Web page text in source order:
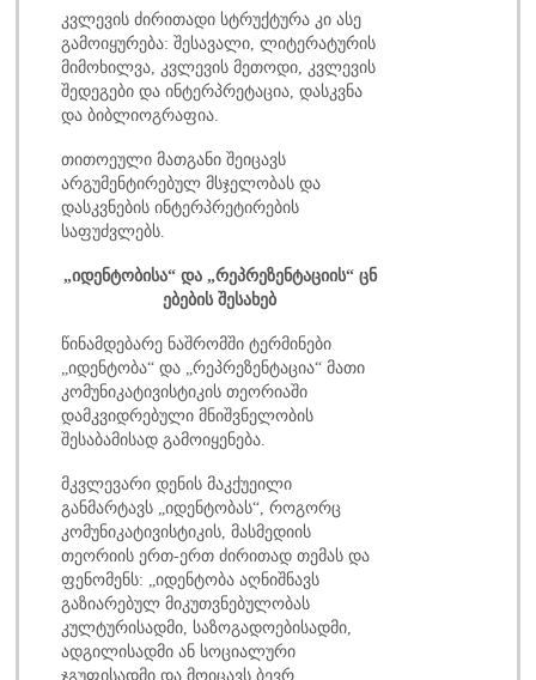
კვლევის ძირითადი სტრუქტურა კი ასე
გამოიყურება: შესავალი, ლიტერატურის
მიმოხილვა, კვლევის მეთოდი, კვლევის
შედეგები და ინტერპრეტაცია, დასკვნა
და ბიბლიოგრაფია.
თითოეული მათგანი შეიცავს
არგუმენტირებულ მსჯელობას და
დასკვნების ინტერპრეტირების
საფუძვლებს.
„იდენტობისა“ და„რეპრეზენტაციის“ ცნ
ებების შესახებ
წინამდებარე ნაშრომში ტერმინები
„იდენტობა“ და „რეპრეზენტაცია“ მათი
კომუნიკატივისტიკის თეორიაში
დამკვიდრებული მნიშვნელობის
შესაბამისად გამოიყენება.
მკვლევარი დენის მაკქუეილი
განმარტავს „იდენტობას“, როგორც
კომუნიკატივისტიკის, მასმედიის
თეორიის ერთ-ერთ ძირითად თემას და
ფენომენს: „იდენტობა აღნიშნავს
გაზიარებულ მიკუთვნებულობას
კულტურისადმი, საზოგადოებისადმი,
ადგილისადმი ან სოციალური
ჯგუფისადმი და მოიცავს ბევრ